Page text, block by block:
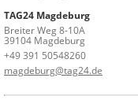
TAG24 Magdeburg
Breiter Weg 8-10A
39104 Magdeburg
+49 391 50548260
magdeburg@tag24.de